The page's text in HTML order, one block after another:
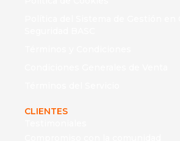
CLIENTES